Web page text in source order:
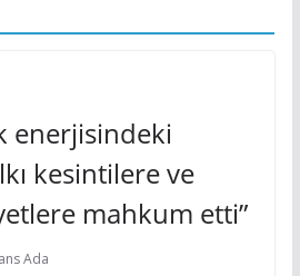
enerjisindeki
kesintilere ve
mahkum etti”
Ada